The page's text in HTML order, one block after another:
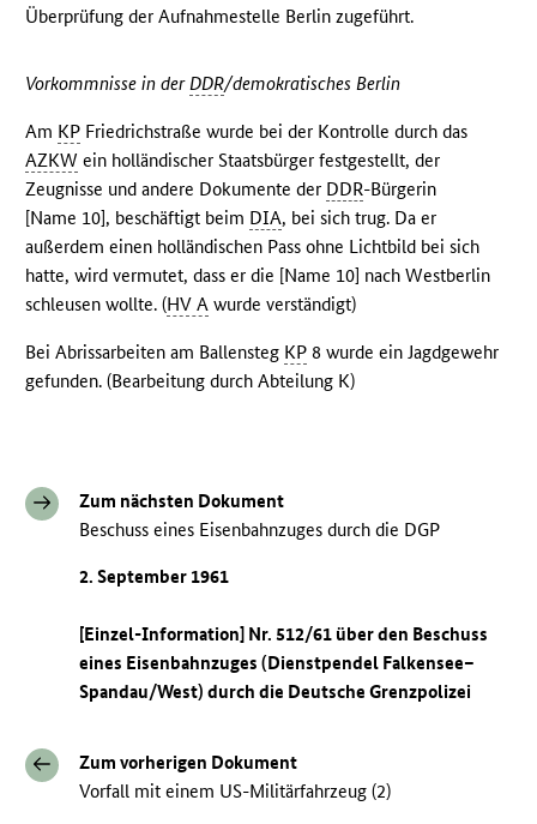
Überprüfung der Aufnahmestelle Berlin zugeführt.
Vorkommnisse in derDDR/demokratisches Berlin
Am KP Friedrichstraße wurde bei der Kontrolle durch das
AZKW ein holländischer Staatsbürger festgestellt, der
Zeugnisse und andere Dokumente der DDR-Bürgerin
[Name 10], beschäftigt beim DIA, bei sich trug. Da er
außerdem einen holländischen Pass ohne Lichtbild bei sich
hatte, wird vermutet, dass er die [Name 10] nach Westberlin
schleusen wollte. (HV A wurde verständigt)
Bei Abrissarbeiten am Ballensteg KP 8 wurde ein Jagdgewehr
gefunden. (Bearbeitung durch Abteilung K)
Zum nächsten Dokument
Beschuss eines Eisenbahnzuges durch die DGP
2. September 1961
[Einzel-Information] Nr. 512/61 über den Beschuss
eines Eisenbahnzuges (Dienstpendel Falkensee–
Spandau/West) durch die Deutsche Grenzpolizei
Zum vorherigen Dokument
Vorfall mit einem US-Militärfahrzeug (2)